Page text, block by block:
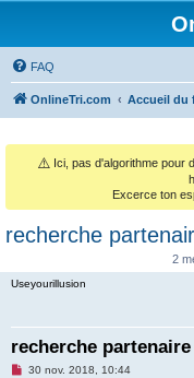
FAQ
OnlineTri.com Accueil du
⚠️ Ici, pas d'algorithme pour
Excerce ton
recherche
2
Useyourillusion
recherche
M30 nov. 2018, 10:44